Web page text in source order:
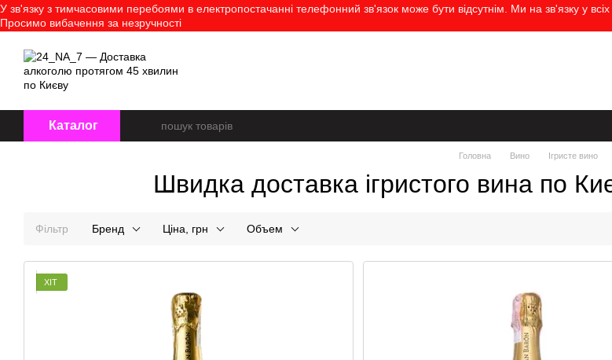
Перейти до основного контенту
У зв'язку з тимчасовими перебоями в електропостачанні телефонний зв'язок може бути відсутнім. Ми на зв'язку у
Просимо вибачення за незручності
Каталог
Головна Вино Ігристе вино
Швидка доставка ігристого вина по
Фільтр Бренд Ціна, грн Объем
ХІТ